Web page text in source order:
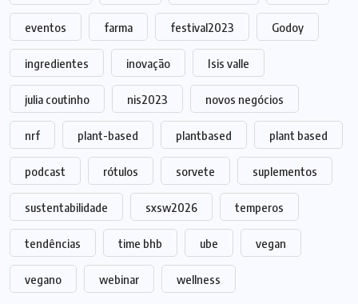
eventos farma festival2023 Godoy
ingredientes inovação Isis valle
julia coutinho nis2023 novos negócios
nrf plant-based plantbased plant based
podcast rótulos sorvete suplementos
sustentabilidade sxsw2026 temperos
tendências time bhb ube vegan
vegano webinar wellness